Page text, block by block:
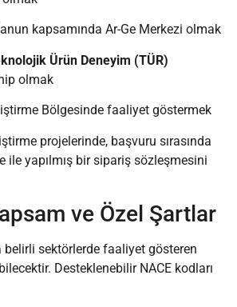
kapsamında Ar-Ge Merkezi olmak
Ürün Deneyim (TÜR)
olmak
Bölgesinde faaliyet göstermek
projelerinde, başvuru sırasında
ile yapılmış bir sipariş sözleşmesini
ve Özel Şartlar
belirli sektörlerde faaliyet gösteren
Desteklenebilir NACE kodları